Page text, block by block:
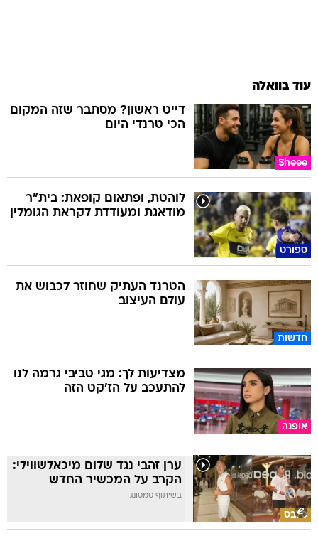
עוד בוואלה
Sheee
דייט ראשון? מסתבר שזה המקום
הכי טרנדי היום
ספורט
לוהטת, ופתאום קופאת: בית"ר
מודאגת ומעודדת לקראת הגומלין
חדשות
הטרנד העתיק שחוזר לכבוש את
עולם העיצוב
אופנה
מצדיעות לך: מגי טביבי גרמה לנו
להתעכב על הז'קט הזה
סלבס
ערן זהבי נגד שלום מיכאלשווילי:
הקרב על המכשיר החדש
בשיתוף סמסונג